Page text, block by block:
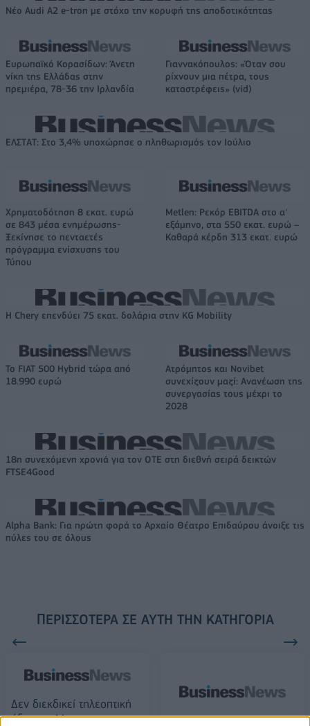
Νέο Audi A2 e-tron με στόχο την κορυφή της αποδοτικότητας
Ευρωπαϊκό Κορασίδων: Άνετη
νίκη της Ελλάδας στην
πρεμιέρα, 78-36 την Ιρλανδία
Γιαννακόπουλος: «Όταν σου
ρίχνουν μια πέτρα, τους
καταστρέφεις» (vid)
ΕΛΣΤΑΤ: Στο 3,4% υποχώρησε ο πληθωρισμός τον Ιούλιο
Χρηματοδότηση 8 εκατ. ευρώ
σε 843 μέσα ενημέρωσης-
Ξεκίνησε το πενταετές
πρόγραμμα ενίσχυσης του
Τύπου
Metlen: Ρεκόρ EBITDA στο α'
εξάμηνο, στα 550 εκατ. ευρώ –
Καθαρά κέρδη 313 εκατ. ευρώ
Η Chery επενδύει 75 εκατ. δολάρια στην KG Mobility
Το FIAT 500 Hybrid τώρα από
18.990 ευρώ
Ατρόμητος και Novibet
συνεχίζουν μαζί: Ανανέωση της
συνεργασίας τους μέχρι το
2028
18η συνεχόμενη χρονιά για τον ΟΤΕ στη διεθνή σειρά δεικτών
FTSE4Good
Alpha Bank: Για πρώτη φορά το Αρχαίο Θέατρο Επιδαύρου άνοιξε τις
πύλες του σε όλους
ΠΕΡΙΣΣΌΤΕΡΑ ΣΕ ΑΥΤΉ ΤΗΝ ΚΑΤΗΓΟΡΊΑ
Δεν διεκδικεί τηλεοπτική
άδεια το Mega